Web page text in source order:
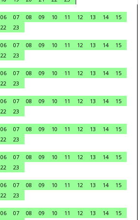
06 07 08 09 10 11 12 13 14
15
22
23
06 07 08 09 10 11 12 13 14
15
22
23
06 07 08 09 10 11 12 13 14
15
22
23
06 07 08 09 10 11 12 13 14
15
22
23
06 07 08 09 10 11 12 13 14
15
22
23
06 07 08 09 10 11 12 13 14
15
22
23
06 07 08 09 10 11 12 13 14
15
22
23
06 07 08 09 10 11 12 13 14
15